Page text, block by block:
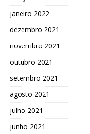
janeiro 2022
dezembro 2021
novembro 2021
outubro 2021
setembro 2021
agosto 2021
julho 2021
junho 2021